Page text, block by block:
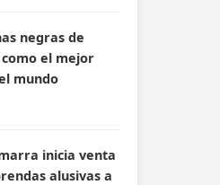
negras de
el mejor
mundo
inicia venta
alusivas a